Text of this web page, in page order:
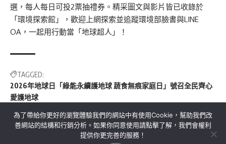
選，每人每日可投2票抽禮券。精采圖文與影片皆已收錄於
「環境探索館」，歡迎上網探索並追蹤環境部臉書與LINE
OA ，一起用行動當「地球超人」！
TAGGED:
2026年地球日「綠能永續護地球 蔬食無痕家庭日」號召全民齊心
愛護地球
關於我們 隱私權政策 聯絡我們
為了帶給你更好的瀏覽體驗我們的網站中有使用Cookie，幫助我們改
善網站的結構和行銷分析。如果你同意使用請點擊了解，我們會權利
提供你更完善的服務！